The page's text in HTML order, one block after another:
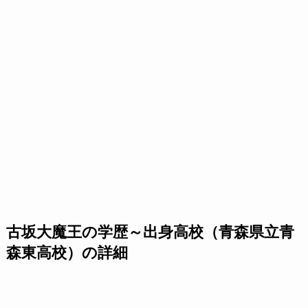
古坂大魔王の学歴～出身高校（青森県立青
森東高校）の詳細